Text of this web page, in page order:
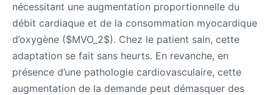
nécessitant une augmentation proportionnelle du
débit cardiaque et de la consommation myocardique
d’oxygène ($MVO_2$). Chez le patient sain, cette
adaptation se fait sans heurts. En revanche, en
présence d’une pathologie cardiovasculaire, cette
augmentation de la demande peut démasquer des